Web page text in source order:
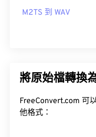
M2TS 到 WAV
將原始檔轉換
FreeConvert.com 可
他格式：